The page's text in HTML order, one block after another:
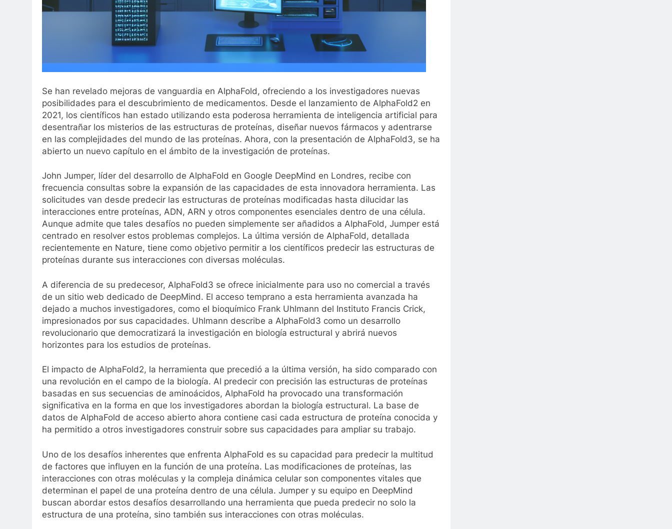
Se han revelado mejoras de vanguardia en AlphaFold, ofreciendo a los investigadores nuevas
posibilidades para el descubrimiento de medicamentos. Desde el lanzamiento de AlphaFold2 en
2021, los científicos han estado utilizando esta poderosa herramienta de inteligencia artificial para
desentrañar los misterios de las estructuras de proteínas, diseñar nuevos fármacos y adentrarse
en las complejidades del mundo de las proteínas. Ahora, con la presentación de AlphaFold3, se ha
abierto un nuevo capítulo en el ámbito de la investigación de proteínas.
John Jumper, líder del desarrollo de AlphaFold en Google DeepMind en Londres, recibe con
frecuencia consultas sobre la expansión de las capacidades de esta innovadora herramienta. Las
solicitudes van desde predecir las estructuras de proteínas modificadas hasta dilucidar las
interacciones entre proteínas, ADN, ARN y otros componentes esenciales dentro de una célula.
Aunque admite que tales desafíos no pueden simplemente ser añadidos a AlphaFold, Jumper está
centrado en resolver estos problemas complejos. La última versión de AlphaFold, detallada
recientemente en Nature, tiene como objetivo permitir a los científicos predecir las estructuras de
proteínas durante sus interacciones con diversas moléculas.
A diferencia de su predecesor, AlphaFold3 se ofrece inicialmente para uso no comercial a través
de un sitio web dedicado de DeepMind. El acceso temprano a esta herramienta avanzada ha
dejado a muchos investigadores, como el bioquímico Frank Uhlmann del Instituto Francis Crick,
impresionados por sus capacidades. Uhlmann describe a AlphaFold3 como un desarrollo
revolucionario que democratizará la investigación en biología estructural y abrirá nuevos
horizontes para los estudios de proteínas.
El impacto de AlphaFold2, la herramienta que precedió a la última versión, ha sido comparado con
una revolución en el campo de la biología. Al predecir con precisión las estructuras de proteínas
basadas en sus secuencias de aminoácidos, AlphaFold ha provocado una transformación
significativa en la forma en que los investigadores abordan la biología estructural. La base de
datos de AlphaFold de acceso abierto ahora contiene casi cada estructura de proteína conocida y
ha permitido a otros investigadores construir sobre sus capacidades para ampliar su trabajo.
Uno de los desafíos inherentes que enfrenta AlphaFold es su capacidad para predecir la multitud
de factores que influyen en la función de una proteína. Las modificaciones de proteínas, las
interacciones con otras moléculas y la compleja dinámica celular son componentes vitales que
determinan el papel de una proteína dentro de una célula. Jumper y su equipo en DeepMind
buscan abordar estos desafíos desarrollando una herramienta que pueda predecir no solo la
estructura de una proteína, sino también sus interacciones con otras moléculas.